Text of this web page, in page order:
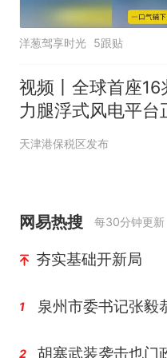
洋葱驾享时光 5跟贴
视频丨全球首座16
力腿浮式风电平台
运
天津港保税区发布
网易热搜 每30分钟更新
夯实基础开新局
1 泉州市委书记张毅
2 胡塞武装袭击也门